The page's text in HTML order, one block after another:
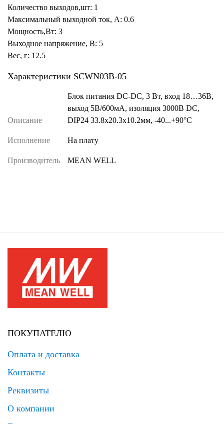
Количество выходов,шт: 1
Максимальный выходной ток, А: 0.6
Мощность,Вт: 3
Выходное напряжение, В: 5
Вес, г: 12.5
Характеристики SCWN03B-05
Описание
Блок питания DC-DC, 3 Вт, вход 18…36В,
выход 5В/600мА, изоляция 3000В DC,
DIP24 33.8х20.3х10.2мм, -40...+90°С
Исполнение На плату
Производитель MEAN WELL
ПОКУПАТЕЛЮ
Оплата и доставка
Контакты
Реквизиты
О компании